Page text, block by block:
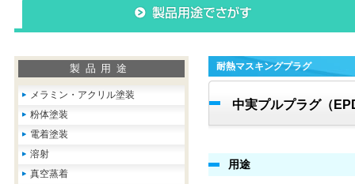
製品用途
メラミン・アクリル塗装
粉体塗装
電着塗装
溶射
真空蒸着
耐熱マスキングプラグ
中実プルプラグ（
用途